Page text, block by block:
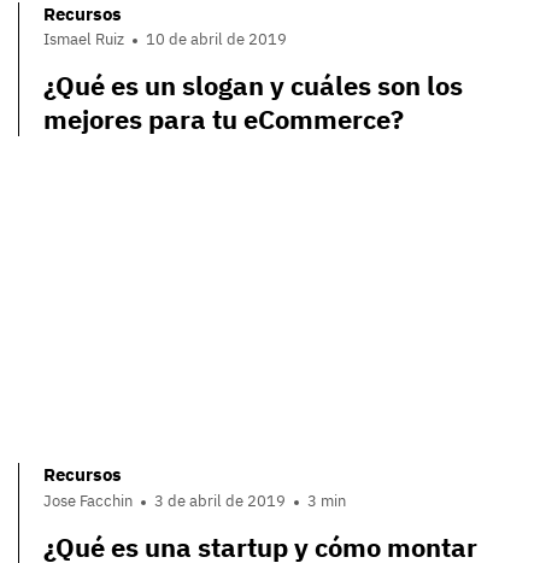
Recursos
Ismael Ruiz 10 de abril de 2019
¿Qué es un slogan y cuáles son los
mejores para tu eCommerce?
Recursos
Jose Facchin 3 de abril de 2019 3 min
¿Qué es una startup y cómo montar